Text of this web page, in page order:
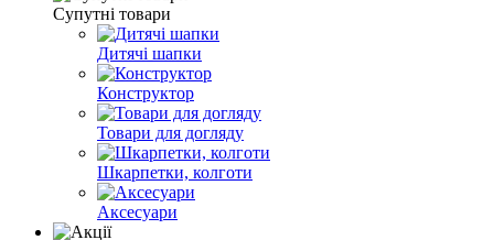
Супутні товари
Дитячі шапки
Конструктор
Товари для догляду
Шкарпетки, колготи
Аксесуари